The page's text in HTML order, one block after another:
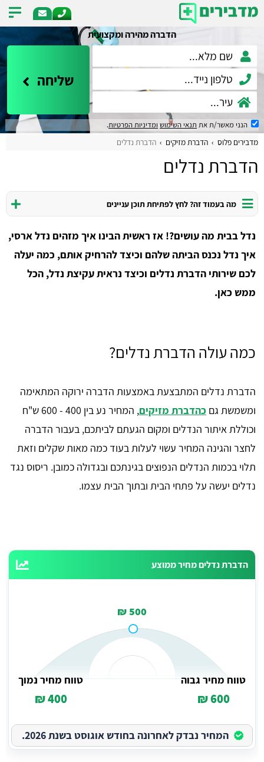
הדברה מהירה ומקצועית
שליחה
הנני מאשר/ת את תנאי השימוש ומדיניות הפרטיות.
מדבירים פלוס הדברת מזיקים הדברת נדלים
הדברת נדלים
מה בעמוד זה? לחץ לפתיחת תוכן עניינים
נדל בבית מה עושים?! אז ראשית הבינו איך מזהים נדל ארסי,
איך נדל נכנס הביתה שלהם וכיצד להרחיק אותם, כמה יעלה
לכם שירותי הדברת נדלים וכיצד נראית עקיצת נדל, הכל
ממש כאן.
כמה עולה הדברת נדלים?
הדברת נדלים המתבצעת באמצעות הדברה ירוקה המתאימה
ומשמשת גם כהדברת מזיקים
, המחיר נע בין 400 - 600 ש"ח
וכוללת איתור הנדלים ומקום הגעתם לביתכם, בעבור הדברה
לחצר והגינה המחיר עשוי לעלות בעוד כמה מאות שקלים וזאת
תלוי בכמות הנדלים הנפוצים בגינתכם ובגדולה כמובן. ריסוס נגד
נדלים יעשה על פתחי הבית ובתוך הבית עצמו.
הדברת נדלים מחיר ממוצע
500 ₪
טווח מחיר גבוה
600 ₪
טווח מחיר נמוך
400 ₪
המחיר נבדק לאחרונה בחודש אוגוסט בשנת 2026.